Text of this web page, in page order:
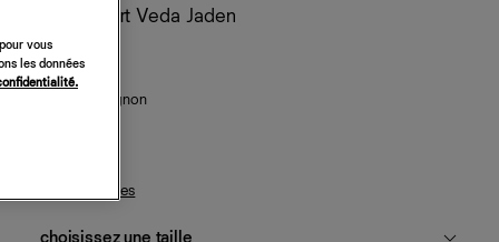
Trench court Veda Jaden
748 €
daim champignon
guide des tailles
vous
les données